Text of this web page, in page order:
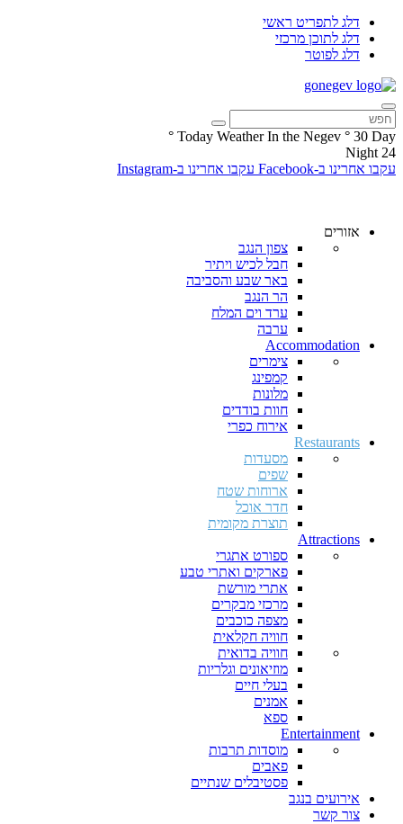
דלג לתפריט ראשי
דלג לתוכן מרכזי
דלג לפוטר
Today Weather In the Negev ° 30 Day
°
24
Night
עקבו אחרינו ב-Facebook
עקבו אחרינו ב-Instagram
אזורים
צפון הנגב
חבל לכיש ויתיר
באר שבע והסביבה
הר הנגב
ערד וים המלח
ערבה
Accommodation
צימרים
קמפינג
מלונות
חוות בודדים
אירוח כפרי
Restaurants
מסעדות
שפים
ארוחות שטח
חדר אוכל
תוצרת מקומית
Attractions
ספורט אתגרי
פארקים ואתרי טבע
אתרי מורשת
מרכזי מבקרים
מצפה כוכבים
חוויה חקלאית
חוויה בדואית
מוזיאונים וגלריות
בעלי חיים
אמנים
ספא
Entertainment
מוסדות תרבות
פאבים
פסטיבלים שנתיים
אירועים בנגב
צור קשר